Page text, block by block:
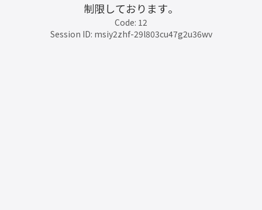
制限しております。
Code: 12
Session ID: msiy2zhf-29l803cu47g2u36wv